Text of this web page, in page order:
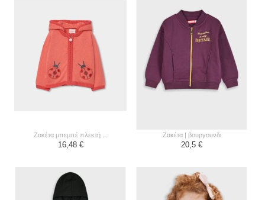
ζακέτα μπεμπέ πλεκτή ...
16,48 €
ζακέτα | βουργουνδι
20,5 €